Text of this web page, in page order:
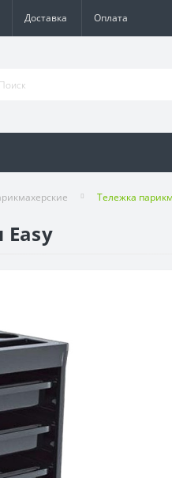
Доставка Оплата
Тележка